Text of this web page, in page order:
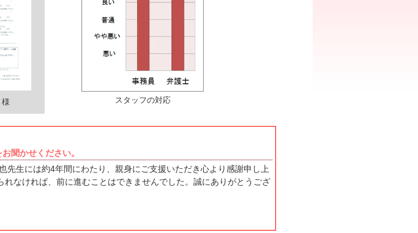
様 スタッフの対応
聞かせください。
先生には約4年間にわたり、親身にご支援いただき心より感謝申し上
れなければ、前に進むことはできませんでした。誠にありがとうござ